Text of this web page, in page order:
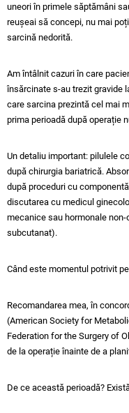
uneori în primele săptămâni
reușeai să concepi, nu mai
sarcină nedorită.
Am întâlnit cazuri în care
însărcinate s-au trezit gravide
care sarcina prezintă cel mai
prima perioadă după operație
Un detaliu important: pilulele
după chirurgia bariatrică.
după proceduri cu
discutarea cu medicul
mecanice sau hormonale
subcutanat).
Când este momentul potrivit
Recomandarea mea, în
(American Society for
Federation for the Surgery of
de la operație înainte de a
De ce această perioadă?